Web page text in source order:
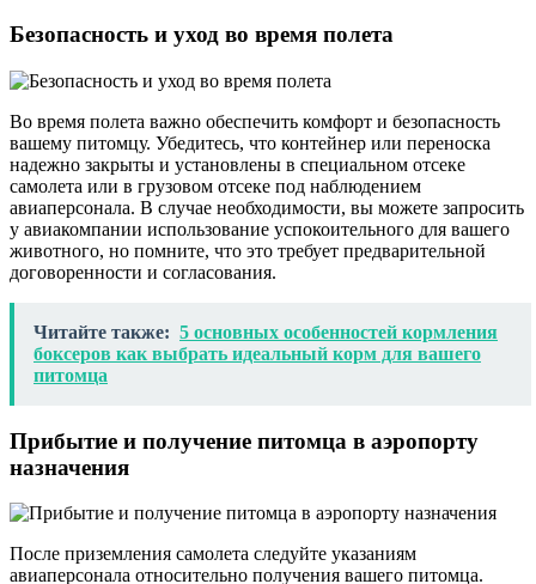
Безопасность и уход во время полета
Во время полета важно обеспечить комфорт и безопасность
вашему питомцу. Убедитесь, что контейнер или переноска
надежно закрыты и установлены в специальном отсеке
самолета или в грузовом отсеке под наблюдением
авиаперсонала. В случае необходимости, вы можете запросить
у авиакомпании использование успокоительного для вашего
животного, но помните, что это требует предварительной
договоренности и согласования.
Читайте также: 5 основных особенностей кормления
боксеров как выбрать идеальный корм для вашего
питомца
Прибытие и получение питомца в аэропорту
назначения
После приземления самолета следуйте указаниям
авиаперсонала относительно получения вашего питомца.